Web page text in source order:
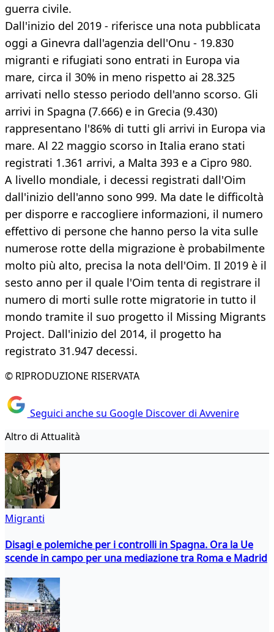
guerra civile.
Dall'inizio del 2019 - riferisce una nota pubblicata
oggi a Ginevra dall'agenzia dell'Onu - 19.830
migranti e rifugiati sono entrati in Europa via
mare, circa il 30% in meno rispetto ai 28.325
arrivati nello stesso periodo dell'anno scorso. Gli
arrivi in Spagna (7.666) e in Grecia (9.430)
rappresentano l'86% di tutti gli arrivi in Europa via
mare. Al 22 maggio scorso in Italia erano stati
registrati 1.361 arrivi, a Malta 393 e a Cipro 980.
A livello mondiale, i decessi registrati dall'Oim
dall'inizio dell'anno sono 999. Ma date le difficoltà
per disporre e raccogliere informazioni, il numero
effettivo di persone che hanno perso la vita sulle
numerose rotte della migrazione è probabilmente
molto più alto, precisa la nota dell'Oim. Il 2019 è il
sesto anno per il quale l'Oim tenta di registrare il
numero di morti sulle rotte migratorie in tutto il
mondo tramite il suo progetto il Missing Migrants
Project. Dall'inizio del 2014, il progetto ha
registrato 31.947 decessi.
© RIPRODUZIONE RISERVATA
Seguici anche su Google Discover di Avvenire
Altro di Attualità
Migranti
Disagi e polemiche per i controlli in Spagna. Ora la Ue
scende in campo per una mediazione tra Roma e Madrid